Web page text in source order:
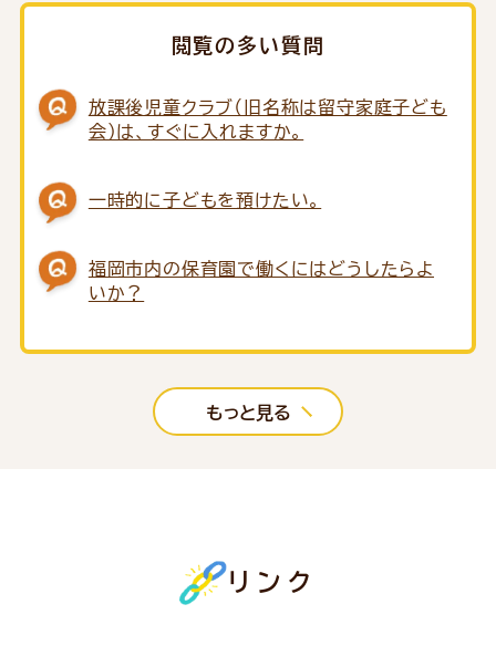
閲覧の多い質問
放課後児童クラブ（旧名称は留守家庭子ども
会）は、すぐに入れますか。
一時的に子どもを預けたい。
福岡市内の保育園で働くにはどうしたらよ
いか？
もっと見る
リンク